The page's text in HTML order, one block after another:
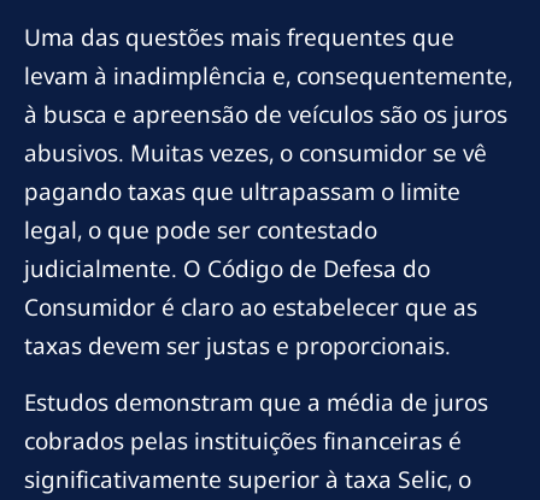
Uma das questões mais frequentes que
levam à inadimplência e, consequentemente,
à busca e apreensão de veículos são os juros
abusivos. Muitas vezes, o consumidor se vê
pagando taxas que ultrapassam o limite
legal, o que pode ser contestado
judicialmente. O Código de Defesa do
Consumidor é claro ao estabelecer que as
taxas devem ser justas e proporcionais.
Estudos demonstram que a média de juros
cobrados pelas instituições financeiras é
significativamente superior à taxa Selic, o